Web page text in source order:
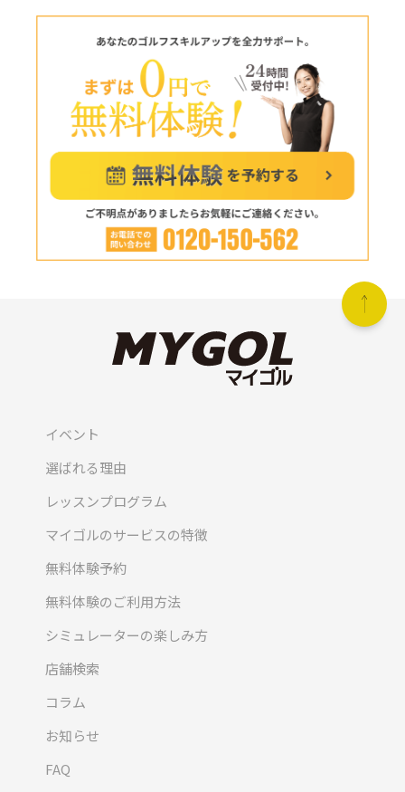
イベント
選ばれる理由
レッスンプログラム
マイゴルのサービスの特徴
無料体験予約
無料体験のご利用方法
シミュレーターの楽しみ方
店舗検索
コラム
お知らせ
FAQ